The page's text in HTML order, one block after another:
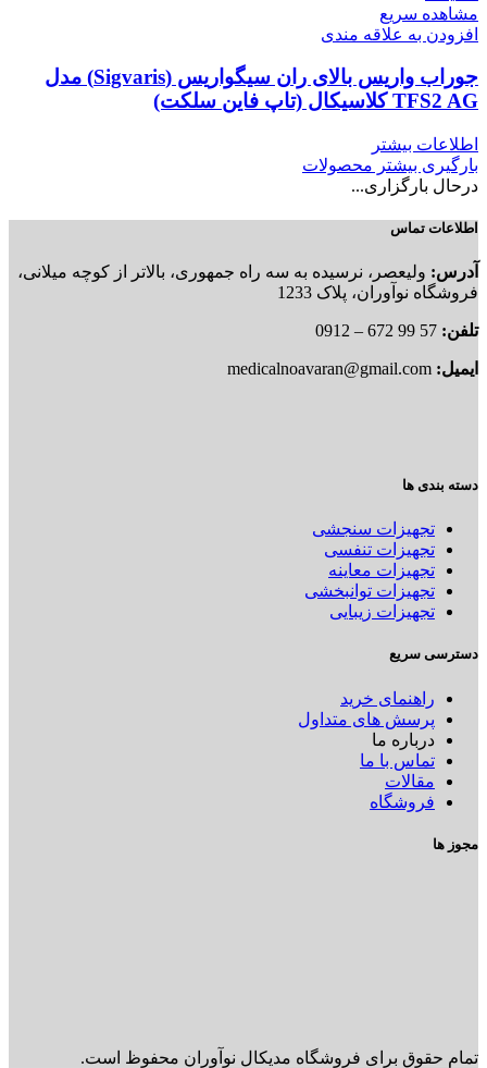
مشاهده سریع
افزودن به علاقه مندی
جوراب واریس بالای ران سیگواریس (Sigvaris) مدل
TFS2 AG کلاسیکال (تاپ فاین سلکت)
اطلاعات بیشتر
بارگیری بیشتر محصولات
درحال بارگزاری...
اطلاعات تماس
آدرس: ولیعصر، نرسیده به سه راه جمهوری، بالاتر از کوچه میلانی،
فروشگاه نوآوران، پلاک 1233
تلفن: 57 99 672 – 0912
ایمیل:
دسته بندی ها
تجهیزات سنجشی
تجهیزات تنفسی
تجهیزات معاینه
تجهیزات توانبخشی
تجهیزات زیبایی
دسترسی سریع
راهنمای خرید
پرسش های متداول
درباره ما
تماس با ما
مقالات
فروشگاه
مجوز ها
تمام حقوق برای فروشگاه مدیکال نوآوران محفوظ است.